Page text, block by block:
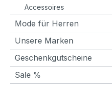
Accessoires
Mode für Herren
Unsere Marken
Geschenkgutscheine
Sale %